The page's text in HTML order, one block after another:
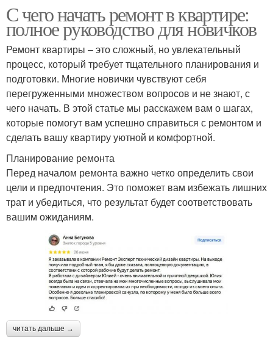
С чего начать ремонт в квартире:
полное руководство для новичков
Ремонт квартиры – это сложный, но увлекательный
процесс, который требует тщательного планирования и
подготовки. Многие новички чувствуют себя
перегруженными множеством вопросов и не знают, с
чего начать. В этой статье мы расскажем вам о шагах,
которые помогут вам успешно справиться с ремонтом и
сделать вашу квартиру уютной и комфортной.
Планирование ремонта
Перед началом ремонта важно четко определить свои
цели и предпочтения. Это поможет вам избежать лишних
трат и убедиться, что результат будет соответствовать
вашим ожиданиям.
читать дальше →